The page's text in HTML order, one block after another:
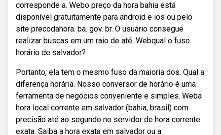
corresponde a. Webo preço da hora bahia está
disponível gratuitamente para android e ios ou pelo
site precodahora. ba. gov. br. O usuário consegue
realizar buscas em um raio de até. Webqual o fuso
horário de salvador?
Portanto, ela tem o mesmo fuso da maioria dos. Qual a
diferença horária. Nosso conversor de horário é uma
ferramenta de negócios conveniente e simples. Weba
hora local corrente em salvador (bahia, brasil) com
precisão até ao segundo no servidor de hora corrente
exata. Saiba a hora exata em salvador ou a.